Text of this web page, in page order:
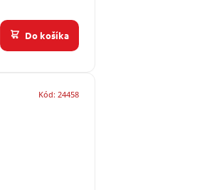
Do košíka
Kód: 24458